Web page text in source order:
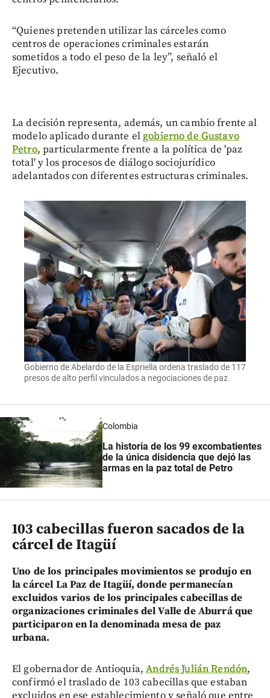
“Quienes pretenden utilizar las cárceles como
centros de operaciones criminales estarán
sometidos a todo el peso de la ley”, señaló el
Ejecutivo.
La decisión representa, además, un cambio frente al
modelo aplicado durante el gobierno de Gustavo
Petro, particularmente frente a la política de 'paz
total' y los procesos de diálogo sociojurídico
adelantados con diferentes estructuras criminales.
Gobierno de Abelardo de la Espriella ordena traslado de 117
presos de alto perfil vinculados a negociaciones de paz.
Colombia
La historia de los 99 excombatientes
de la única disidencia que dejó las
armas en la paz total de Petro
103 cabecillas fueron sacados de la
cárcel de Itagüí
Uno de los principales movimientos se produjo en
la cárcel La Paz de Itagüí, donde permanecían
excluidos varios de los principales cabecillas de
organizaciones criminales del Valle de Aburrá que
participaron en la denominada mesa de paz
urbana.
El gobernador de Antioquia,Andrés Julián Rendón,
confirmó el traslado de 103 cabecillas que estaban